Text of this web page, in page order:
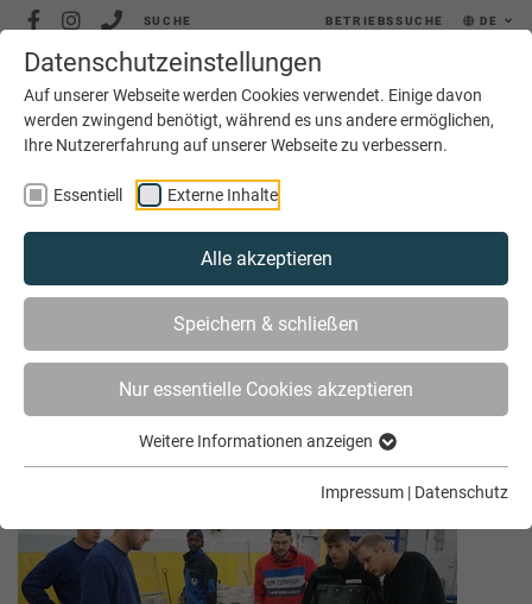
Datenschutzeinstellungen
Auf unserer Webseite werden Cookies verwendet. Einige davon
werden zwingend benötigt, während es uns andere ermöglichen,
Ihre Nutzererfahrung auf unserer Webseite zu verbessern.
Essentiell Externe Inhalte
Alle akzeptieren
Speichern & schließen
Nur essentielle Cookies akzeptieren
Weitere Informationen anzeigen
Impressum | Datenschutz
SUCHE BETRIEBSSUCHE DE
MENÜ
AKTUELLES ARCHIV
Archiv August 2023